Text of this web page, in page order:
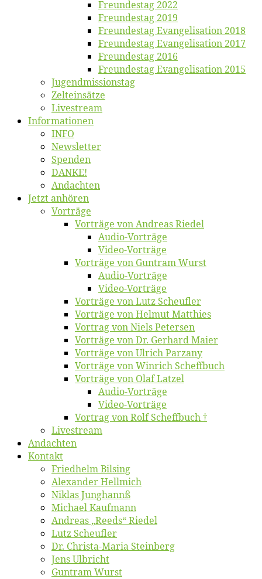
Freun­des­tag 2022
Freun­des­tag 2019
Freun­des­tag Evan­ge­li­sa­ti­on 2018
Freun­des­tag Evan­ge­li­sa­ti­on 2017
Freun­des­tag 2016
Freun­des­tag Evan­ge­li­sa­ti­on 2015
Jugend­mis­sions­tag
Zelt­ein­sät­ze
Live­stream
Informatio­nen
INFO
News­let­ter
Spen­den
DANKE!
An­dach­ten
Jetzt an­hö­ren
Vor­trä­ge
Vor­trä­ge von An­dre­as Riedel
Au­dio-Vor­trä­ge
Vi­deo-Vor­trä­ge
Vor­trä­ge von Gun­tram Wurst
Au­dio-Vor­trä­ge
Vi­deo-Vor­trä­ge
Vor­trä­ge von Lutz Scheufler
Vor­trä­ge von Hel­mut Matthies
Vor­trag von Niels Petersen
Vor­trä­ge von Dr. Ger­hard Maier
Vor­trä­ge von Ul­rich Parzany
Vor­trä­ge von Win­rich Scheffbuch
Vor­trä­ge von Olaf Latzel
Au­dio-Vor­trä­ge
Vi­deo-Vor­trä­ge
Vor­trag von Rolf Scheffbuch †
Live­stream
An­dach­ten
Kon­takt
Fried­helm Bilsing
Alex­an­der Hellmich
Ni­klas Junghannß
Mi­cha­el Kaufmann
An­dre­as „Reeds“ Riedel
Lutz Scheuf­ler
Dr. Chris­­ta-Ma­ria Steinberg
Jens Ulb­richt
Gun­tram Wurst